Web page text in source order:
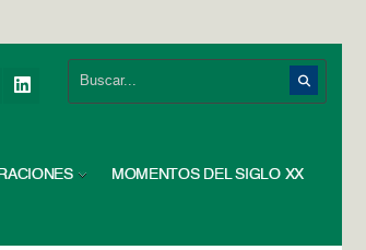
MOMENTOS DEL SIGLO XX